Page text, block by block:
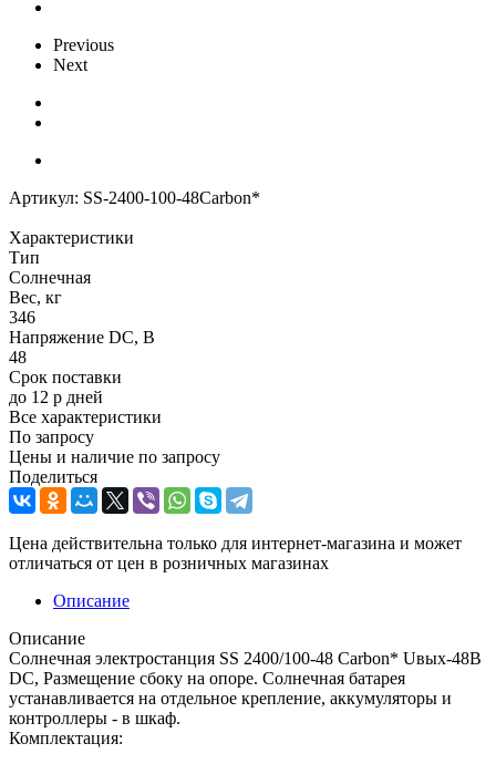
Previous
Next
Артикул: SS-2400-100-48Carbon*
Характеристики
Тип
Солнечная
Вес, кг
346
Напряжение DC, В
48
Срок поставки
до 12 р дней
Все характеристики
По запросу
Цены и наличие по запросу
Поделиться
Цена действительна только для интернет-магазина и может
отличаться от цен в розничных магазинах
Описание
Описание
Солнечная электростанция SS 2400/100-48 Carbon* Uвых-48В
DC, Размещение сбоку на опоре. Солнечная батарея
устанавливается на отдельное крепление, аккумуляторы и
контроллеры - в шкаф.
Комплектация: